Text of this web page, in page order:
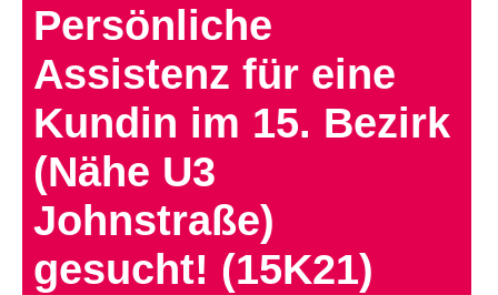
Persönliche
Assistenz für eine
Kundin im 15. Bezirk
(Nähe U3
Johnstraße)
gesucht! (15K21)